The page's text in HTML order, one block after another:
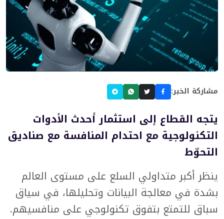
مشاركة الخبر:
يتجه القطاع إلى استثمار أحدث الأدوات
التكنولوجية مع احتدام المنافسة مع صناديق
التحوّط
ينظر أكبر متداولي السلع على مستوى العالم
بشدة في معالجة البيانات وتحليلها، في سياق
سباق للتمتع بتفوق تكنولوجي على منافسيهم.